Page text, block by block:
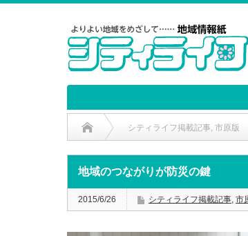
シティライフ掲載記事, 市原版
地域のつながりが防災の鍵
2015/6/26 シティライフ掲載記事, 市